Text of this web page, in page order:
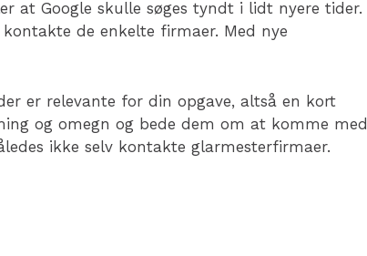
at Google skulle søges tyndt i lidt nyere tider.
de enkelte firmaer. Med nye
er relevante for din opgave, altså en kort
og omegn og bede dem om at komme med
ikke selv kontakte glarmesterfirmaer.